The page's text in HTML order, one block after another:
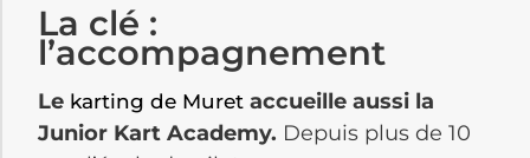
La clé :
l’accompagnement
Le karting de Muret accueille aussi la
Junior Kart Academy. Depuis plus de 10